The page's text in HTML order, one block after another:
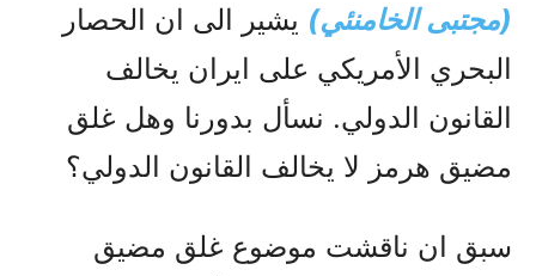
(مجتبى الخامنئي) يشير الى ان الحصار
البحري الأمريكي على ايران يخالف
القانون الدولي. نسأل بدورنا وهل غلق
مضيق هرمز لا يخالف القانون الدولي؟
سبق ان ناقشت موضوع غلق مضيق